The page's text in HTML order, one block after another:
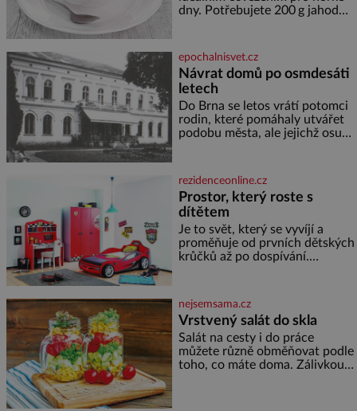
koupání. Stačí se však podívat
dny. Potřebujete 200 g jahod
cukru krystal 1 lžíci medu 200 g
zakysané sm
epochalnisvet.cz
Návrat domů po osmdesáti
letech
Do Brna se letos vrátí potomci
rodin, které pomáhaly utvářet
podobu města, ale jejichž osudy
Placzek, Löw-Beer, Fuhrmann,
Kohn a Stiassni se stanou
jednou z hlavních
dramaturgických linií festivalu
židovské kultury ŠTETL FEST
2026. Některé návraty nejsou
jednoduché. Místa, která si
rezidenceonline.cz
Prostor, který roste s
dítětem
Je to svět, který se vyvíjí a
proměňuje od prvních dětských
krůčků až po dospívání.
soustředění i odpočinek a
reaguje na každou etapu života
a specifické potřeby dítěte. Pro
nejmenší je klíčová
jednoduchost, měkkost a
bezpečí, proto by pokoj
nejsemsama.cz
Vrstvený salát do skla
Salát na cesty i do práce
můžete různě obměňovat podle
toho, co máte doma. Zálivkou